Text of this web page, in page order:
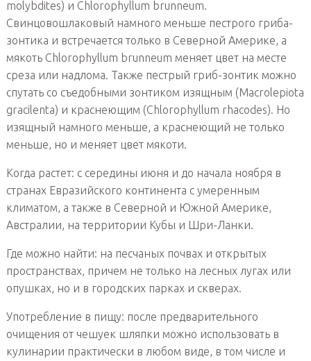
molybdites) и Chlorophyllum brunneum.
Свинцовошлаковый намного меньше пестрого гриба-
зонтика и встречается только в Северной Америке, а
мякоть Chlorophyllum brunneum меняет цвет на месте
среза или надлома. Также пестрый гриб-зонтик можно
спутать со съедобными зонтиком изящным (Macrolepiota
gracilenta) и краснеющим (Chlorophyllum rhacodes). Но
изящный намного меньше, а краснеющий не только
меньше, но и меняет цвет мякоти.
Когда растет: с середины июня и до начала ноября в
странах Евразийского континента с умеренным
климатом, а также в Северной и Южной Америке,
Австралии, на территории Кубы и Шри-Ланки.
Где можно найти: на песчаных почвах и открытых
пространствах, причем не только на лесных лугах или
опушках, но и в городских парках и скверах.
Употребление в пищу: после предварительного
очищения от чешуек шляпки можно использовать в
кулинарии практически в любом виде, в том числе и